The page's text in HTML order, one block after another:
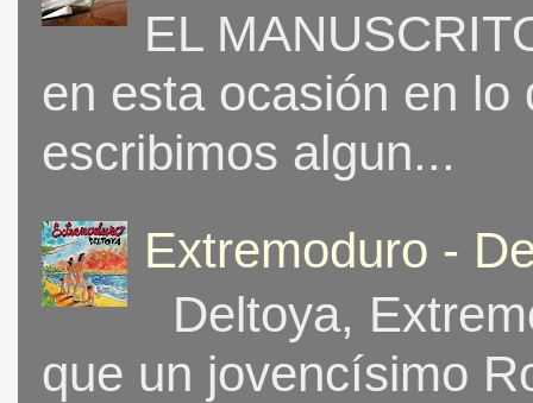
EL
en esta ocasión en
escribimos algun...
Extremoduro -
Deltoya,
que un jovencísimo